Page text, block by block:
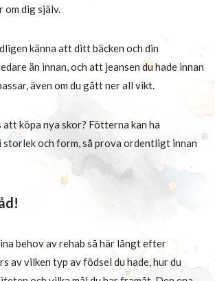
om dig själv.
känna att ditt bäcken och din
än innan, och att jeansen du hade innan
även om du gått ner all vikt.
köpa nya skor? Fötterna kan ha
och form, så prova ordentligt innan
behov av rehab så här långt efter
av vilken typ av födsel du hade, hur du